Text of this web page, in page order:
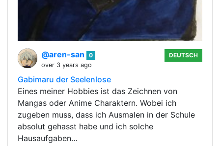
@aren-san
0
over 3 years ago
DEUTSCH
Gabimaru der Seelenlose
Eines meiner Hobbies ist das Zeichnen von
Mangas oder Anime Charaktern. Wobei ich
zugeben muss, dass ich Ausmalen in der Schule
absolut gehasst habe und ich solche
Hausaufgaben…